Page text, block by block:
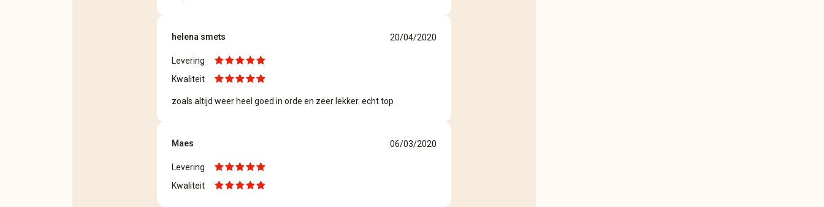
helena smets 20/04/2020
Levering
Kwaliteit
zoals altijd weer heel goed in orde en zeer lekker. echt top
Maes 06/03/2020
Levering
Kwaliteit